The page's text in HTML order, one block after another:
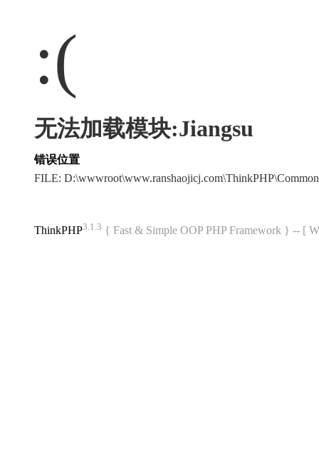
:(
无法加载模块:Jiangsu
错误位置
FILE:
ThinkPHP3.1.3 { Fast & Simple OOP PHP Framework } -- [